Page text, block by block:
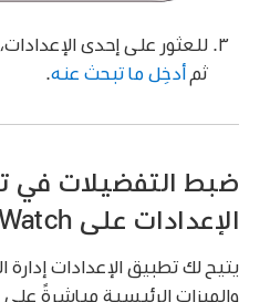
للعثور على إحدى
ثمأدخِل ما تبحث عنه
ضبط التفضيلات في
الإعدادات على Apple Watch
يتيح لك تطبيق الإعدادات
والميزات الرئيسية مباشرةً على Apple Watch.